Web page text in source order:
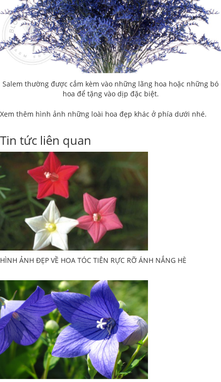
Salem thường được cắm kèm vào những lãng hoa hoặc những bó
hoa để tặng vào dịp đặc biệt.
Xem thêm hình ảnh những loài hoa đẹp khác ở phía dưới nhé.
Tin tức liên quan
HÌNH ẢNH ĐẸP VỀ HOA TÓC TIÊN RỰC RỠ ÁNH NẮNG HÈ